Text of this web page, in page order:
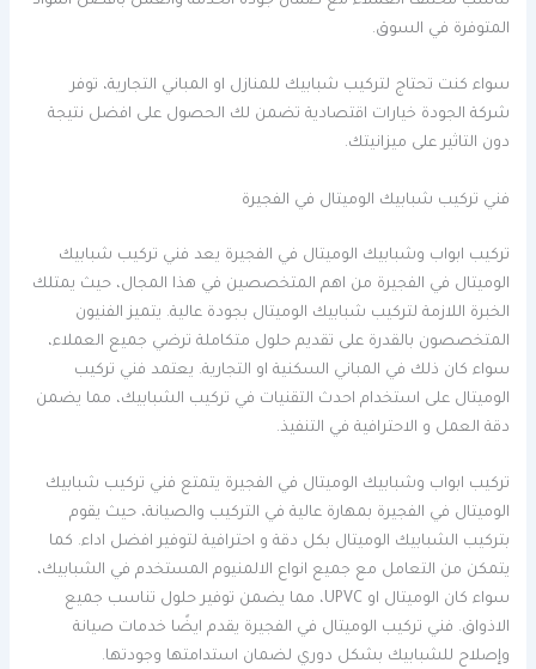
المتوفرة في السوق.
سواء كنت تحتاج لتركيب شبابيك للمنازل او المباني التجارية، توفر
شركة الجودة خيارات اقتصادية تضمن لك الحصول على افضل نتيجة
دون التاثير على ميزانيتك.
فني تركيب شبابيك الوميتال في الفجيرة
تركيب ابواب وشبابيك الوميتال في الفجيرة يعد فني تركيب شبابيك
الوميتال في الفجيرة من اهم المتخصصين في هذا المجال، حيث يمتلك
الخبرة اللازمة لتركيب شبابيك الوميتال بجودة عالية. يتميز الفنيون
المتخصصون بالقدرة على تقديم حلول متكاملة ترضي جميع العملاء،
سواء كان ذلك في المباني السكنية او التجارية. يعتمد فني تركيب
الوميتال على استخدام احدث التقنيات في تركيب الشبابيك، مما يضمن
دقة العمل و الاحترافية في التنفيذ.
تركيب ابواب وشبابيك الوميتال في الفجيرة يتمتع فني تركيب شبابيك
الوميتال في الفجيرة بمهارة عالية في التركيب والصيانة، حيث يقوم
بتركيب الشبابيك الوميتال بكل دقة و احترافية لتوفير افضل اداء. كما
يتمكن من التعامل مع جميع انواع الالمنيوم المستخدم في الشبابيك،
سواء كان الوميتال او UPVC، مما يضمن توفير حلول تناسب جميع
الاذواق. فني تركيب الوميتال في الفجيرة يقدم ايضًا خدمات صيانة
وإصلاح للشبابيك بشكل دوري لضمان استدامتها وجودتها.